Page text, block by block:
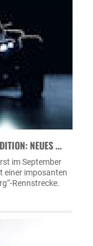
NEUES …
im September
einer imposanten
Rennstrecke.